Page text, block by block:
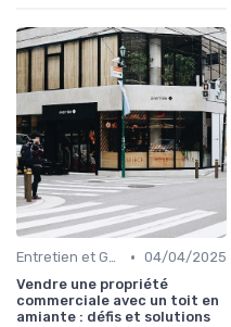
Entretien et Gestion du Risque Immobilier • 04/04/2025
Vendre une propriété
commerciale avec un toit en
amiante : défis et solutions